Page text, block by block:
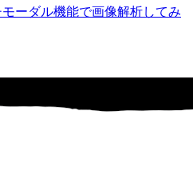
ーダル機能で画像解析してみ